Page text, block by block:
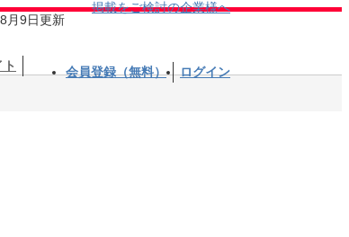
月9日更新
掲載をご検討の企業様へ
会員登録（無料） ログイン